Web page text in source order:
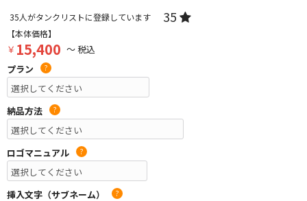
35人がタンクリストに登録しています 35
【本体価格】
￥ 15,400 ～ 税込
プラン
?
納品方法 ?
ロゴマニュアル ?
挿入文字（サブネーム） ?